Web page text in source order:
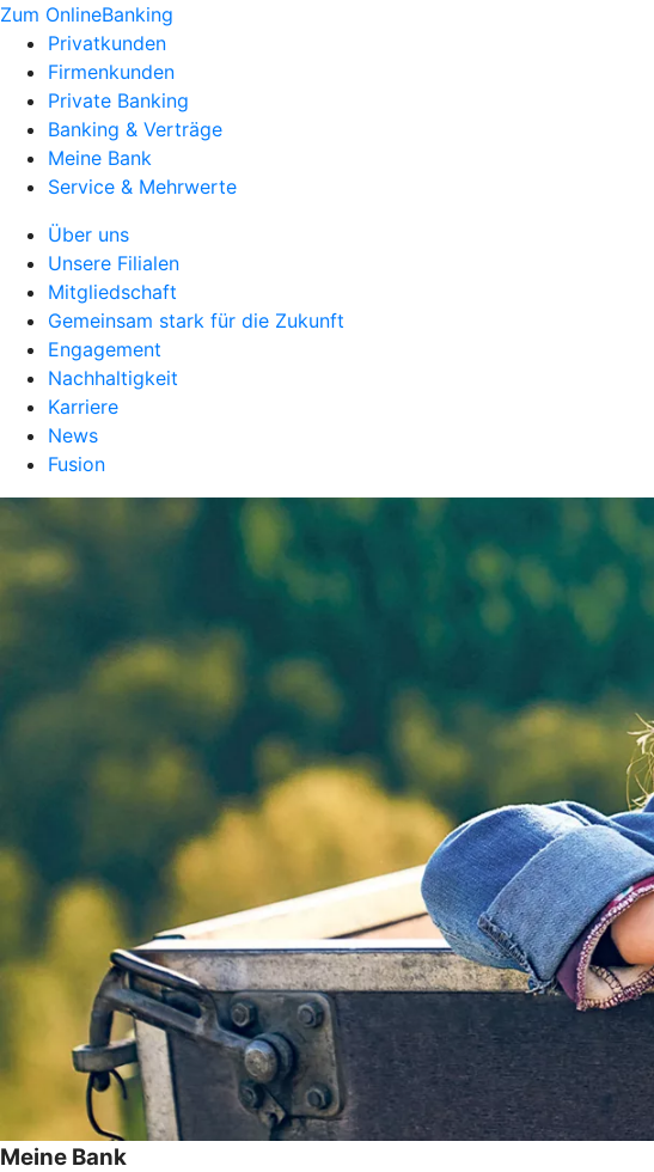
Zum OnlineBanking
Privatkunden
Firmenkunden
Private Banking
Banking & Verträge
Meine Bank
Service & Mehrwerte
Über uns
Unsere Filialen
Mitgliedschaft
Gemeinsam stark für die Zukunft
Engagement
Nachhaltigkeit
Karriere
News
Fusion
Meine Bank